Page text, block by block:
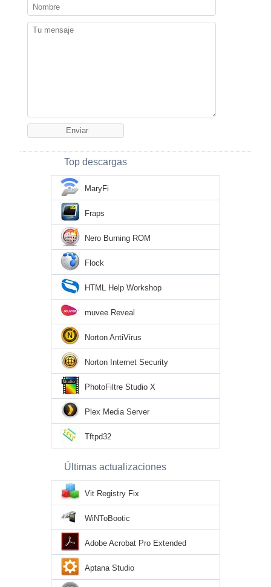
Top descargas
MaryFi
Fraps
Nero Burning ROM
Flock
HTML Help Workshop
muvee Reveal
Norton AntiVirus
Norton Internet Security
PhotoFiltre Studio X
Plex Media Server
Tftpd32
Últimas actualizaciones
Vit Registry Fix
WiNToBootic
Adobe Acrobat Pro Extended
Aptana Studio